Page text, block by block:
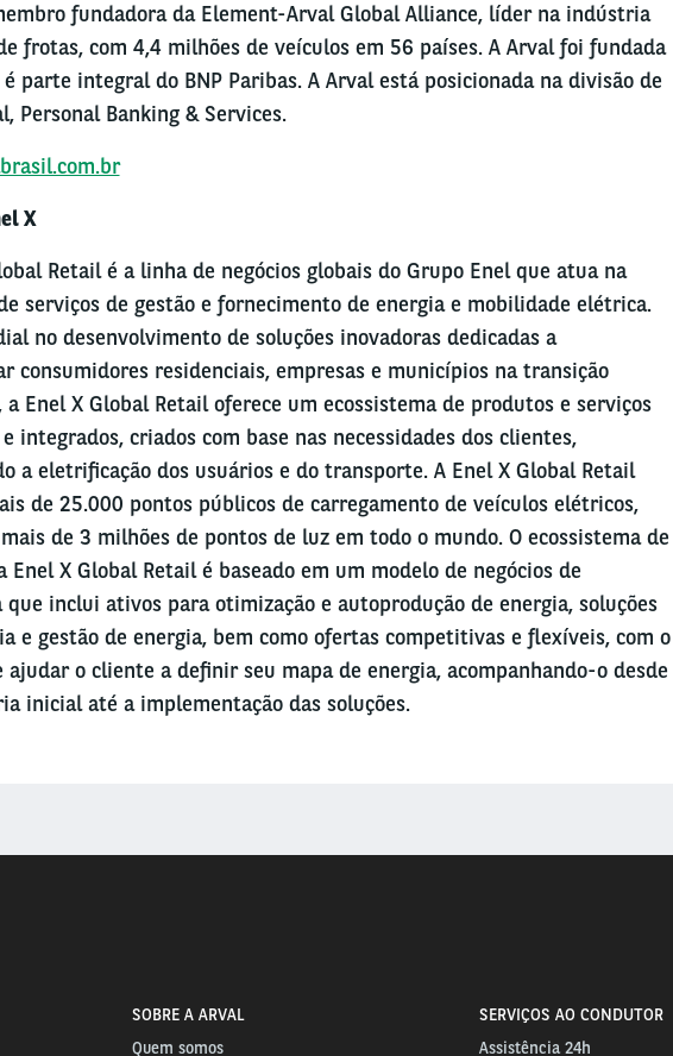
fundadora da Element-Arval Global Alliance, líder na indústria
frotas, com 4,4 milhões de veículos em 56 países. A Arval foi fundada
parte integral do BNP Paribas. A Arval está posicionada na divisão de
Personal Banking & Services.
X
Retail é a linha de negócios globais do Grupo Enel que atua na
serviços de gestão e fornecimento de energia e mobilidade elétrica.
no desenvolvimento de soluções inovadoras dedicadas a
consumidores residenciais, empresas e municípios na transição
a Enel X Global Retail oferece um ecossistema de produtos e serviços
integrados, criados com base nas necessidades dos clientes,
a eletrificação dos usuários e do transporte. A Enel X Global Retail
de 25.000 pontos públicos de carregamento de veículos elétricos,
de 3 milhões de pontos de luz em todo o mundo. O ecossistema de
Enel X Global Retail é baseado em um modelo de negócios de
inclui ativos para otimização e autoprodução de energia, soluções
e gestão de energia, bem como ofertas competitivas e flexíveis, com o
ajudar o cliente a definir seu mapa de energia, acompanhando-o desde
inicial até a implementação das soluções.
SOBRE A ARVAL
Quem somos
SERVIÇOS AO CONDUTOR
Assistência 24h